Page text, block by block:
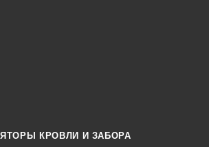
КРОВЛИ И ЗАБОРА